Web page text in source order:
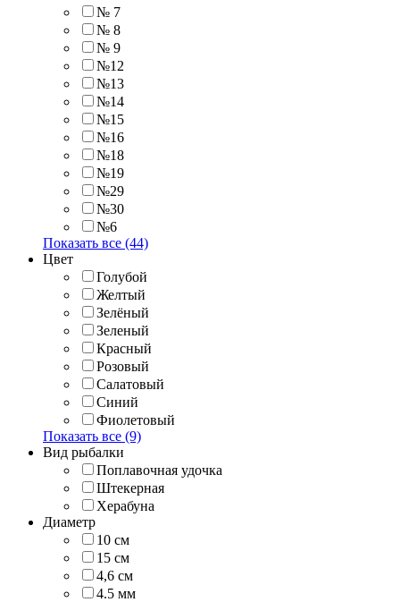
№ 7
№ 8
№ 9
№12
№13
№14
№15
№16
№18
№19
№29
№30
№6
Показать все (44)
Цвет
Голубой
Желтый
Зелёный
Зеленый
Красный
Розовый
Салатовый
Синий
Фиолетовый
Показать все (9)
Вид рыбалки
Поплавочная удочка
Штекерная
Херабуна
Диаметр
10 см
15 см
4,6 см
4.5 мм